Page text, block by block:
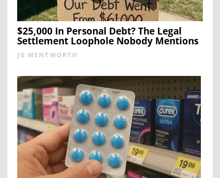
$25,000 In Personal Debt? The Legal
Settlement Loophole Nobody Mentions
JG WENTWORTH